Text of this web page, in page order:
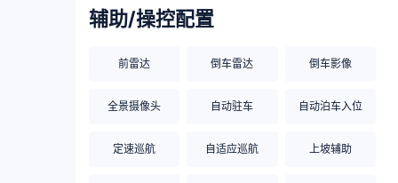
辅助/操控配置
前雷达 倒车雷达 倒车影像
全景摄像头 自动驻车 自动泊车入位
定速巡航 自适应巡航 上坡辅助